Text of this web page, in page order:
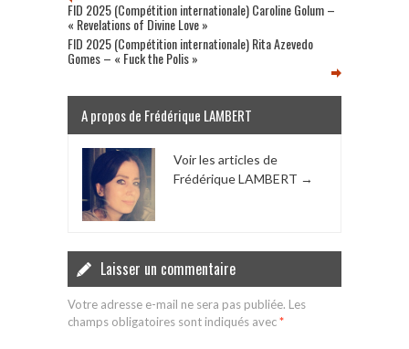
FID 2025 (Compétition internationale) Caroline Golum –
« Revelations of Divine Love »
FID 2025 (Compétition internationale) Rita Azevedo
Gomes – « Fuck the Polis »
A propos de Frédérique LAMBERT
Voir les articles de
Frédérique LAMBERT →
Laisser un commentaire
Votre adresse e-mail ne sera pas publiée. Les
champs obligatoires sont indiqués avec*